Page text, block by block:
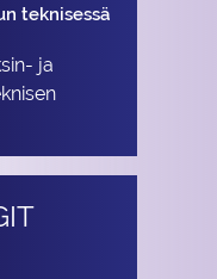
teknisessä
ja